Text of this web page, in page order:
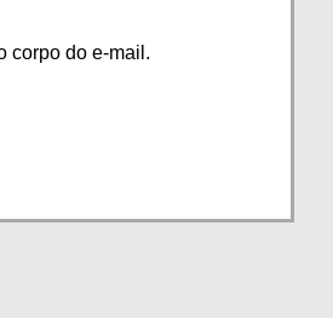
corpo do e-mail.